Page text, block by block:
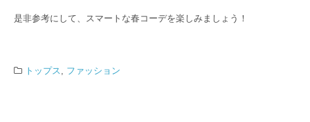
是非参考にして、スマートな春コーデを楽しみましょう！
トップス ファッション